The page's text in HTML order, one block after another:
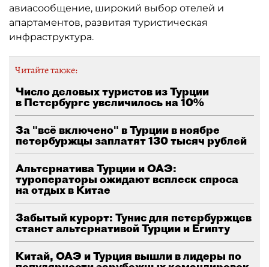
авиасообщение, широкий выбор отелей и
апартаментов, развитая туристическая
инфраструктура.
Читайте также:
Число деловых туристов из Турции
в Петербурге увеличилось на 10%
За "всё включено" в Турции в ноябре
петербуржцы заплатят 130 тысяч рублей
Альтернатива Турции и ОАЭ:
туроператоры ожидают всплеск спроса
на отдых в Китае
Забытый курорт: Тунис для петербуржцев
станет альтернативой Турции и Египту
Китай, ОАЭ и Турция вышли в лидеры по